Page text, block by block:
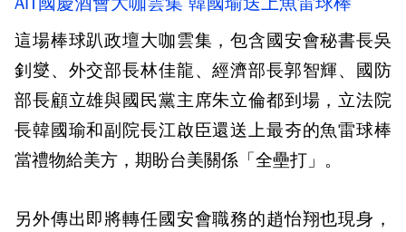
這場棒球趴政壇大咖雲集，包含國安會秘書長吳
釗燮、外交部長林佳龍、經濟部長郭智輝、國防
部長顧立雄與國民黨主席朱立倫都到場，立法院
長韓國瑜和副院長江啟臣還送上最夯的魚雷球棒
當禮物給美方，期盼台美關係「全壘打」。
另外傳出即將轉任國安會職務的趙怡翔也現身，